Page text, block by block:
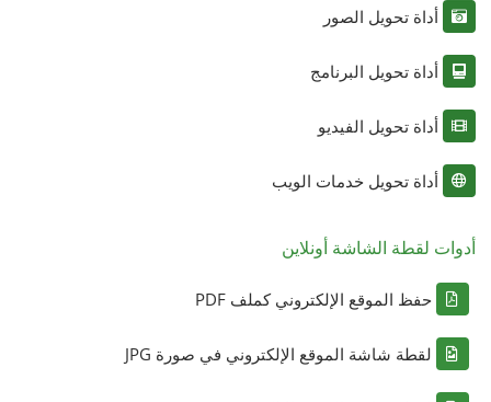
أداة تحويل الصور
أداة تحويل البرنامج
أداة تحويل الفيديو
أداة تحويل خدمات الويب
أدوات لقطة الشاشة أونلاين
حفظ الموقع الإلكتروني كملف PDF
لقطة شاشة الموقع الإلكتروني في صورة JPG